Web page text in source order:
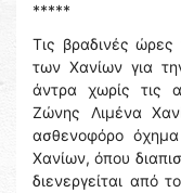
*****
Τις βραδινές
των Χανίων για
άντρα χωρίς τις
Ζώνης Λιμένα
ασθενοφόρο
Χανίων, όπου
διενεργείται από